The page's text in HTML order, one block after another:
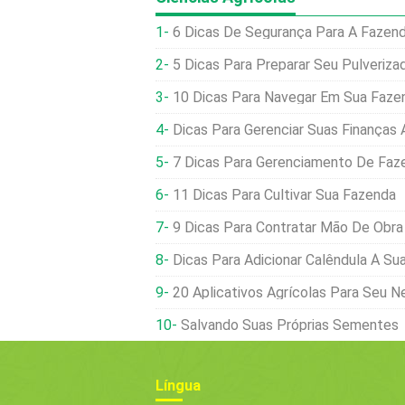
6 Dicas De Segurança Para A
5 Dicas Para Preparar Seu
10 Dicas Para Navegar Em Sua
Dicas Para Gerenciar Suas Finanças
7 Dicas Para Gerenciamento De
11 Dicas Para Cultivar Sua Fazenda
9 Dicas Para Contratar Mão De
Dicas Para Adicionar Calêndula À
20 Aplicativos Agrícolas Para Seu
Salvando Suas Próprias Sementes
Língua